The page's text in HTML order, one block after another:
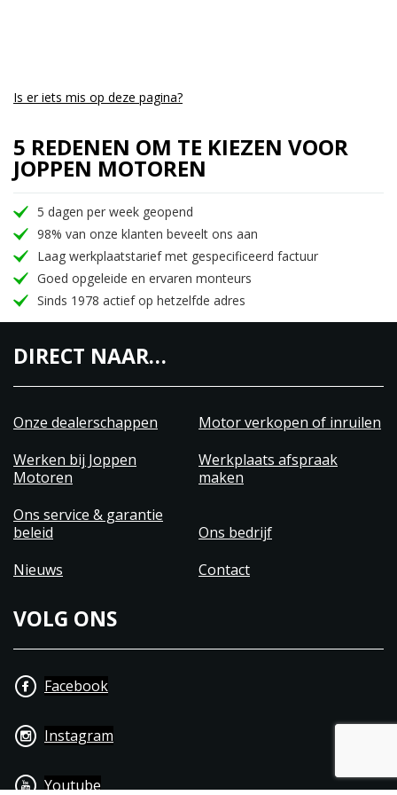
Is er iets mis op deze pagina?
5 REDENEN OM TE KIEZEN VOOR
JOPPEN MOTOREN
5 dagen per week geopend
98% van onze klanten beveelt ons aan
Laag werkplaatstarief met gespecificeerd factuur
Goed opgeleide en ervaren monteurs
Sinds 1978 actief op hetzelfde adres
DIRECT NAAR…
Onze dealerschappen
Motor verkopen of inruilen
Werken bij Joppen
Motoren
Werkplaats afspraak
maken
Ons service & garantie
beleid
Ons bedrijf
Nieuws
Contact
VOLG ONS
Facebook
Instagram
Youtube